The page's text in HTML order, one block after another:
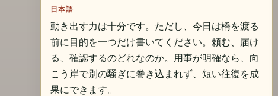
日本語
動き出す力は十分です。ただし、今日は橋を渡る
前に目的を一つだけ書いてください。頼む、届け
る、確認するのどれなのか。用事が明確なら、向
こう岸で別の騒ぎに巻き込まれず、短い往復を成
果にできます。